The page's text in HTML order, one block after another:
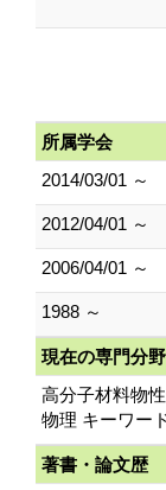
所属学会
2014/03/01 ～
2012/04/01 ～
2006/04/01 ～
1988 ～
現在の専門分野
高分子材料物
物理 キーワー
著書・論文歴